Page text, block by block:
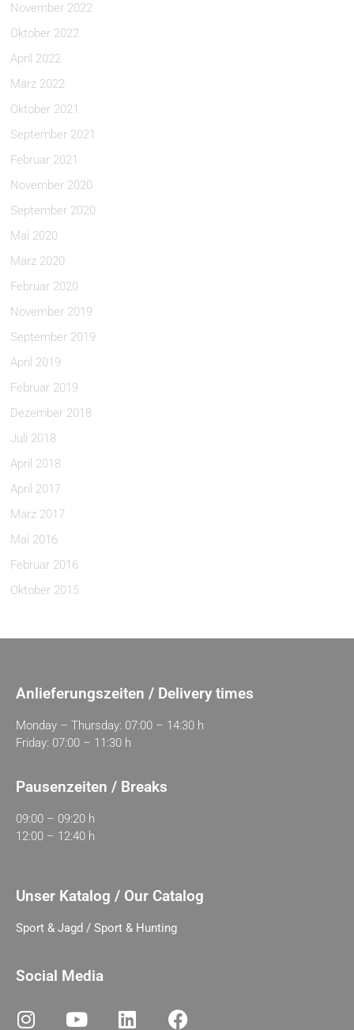
November 2022
Oktober 2022
April 2022
März 2022
Oktober 2021
September 2021
Februar 2021
November 2020
September 2020
Mai 2020
März 2020
Februar 2020
November 2019
September 2019
April 2019
Februar 2019
Dezember 2018
Juli 2018
April 2018
April 2017
März 2017
Mai 2016
Februar 2016
Oktober 2015
Anlieferungszeiten / Delivery times
Monday – Thursday: 07:00 – 14:30 h
Friday: 07:00 – 11:30 h
Pausenzeiten / Breaks
09:00 – 09:20 h
12:00 – 12:40 h
Unser Katalog / Our Catalog
Sport & Jagd / Sport & Hunting
Social Media